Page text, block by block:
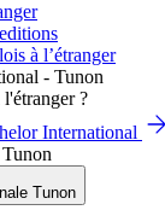
à l’étranger
?
International
Tunon